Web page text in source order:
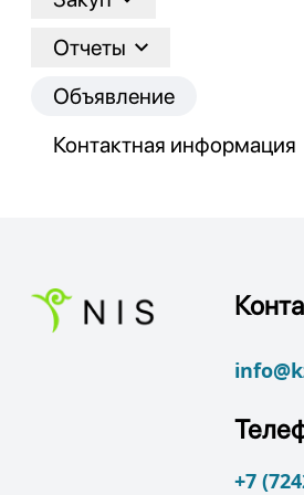
Отчеты
Объявление
Контактная информация
+7